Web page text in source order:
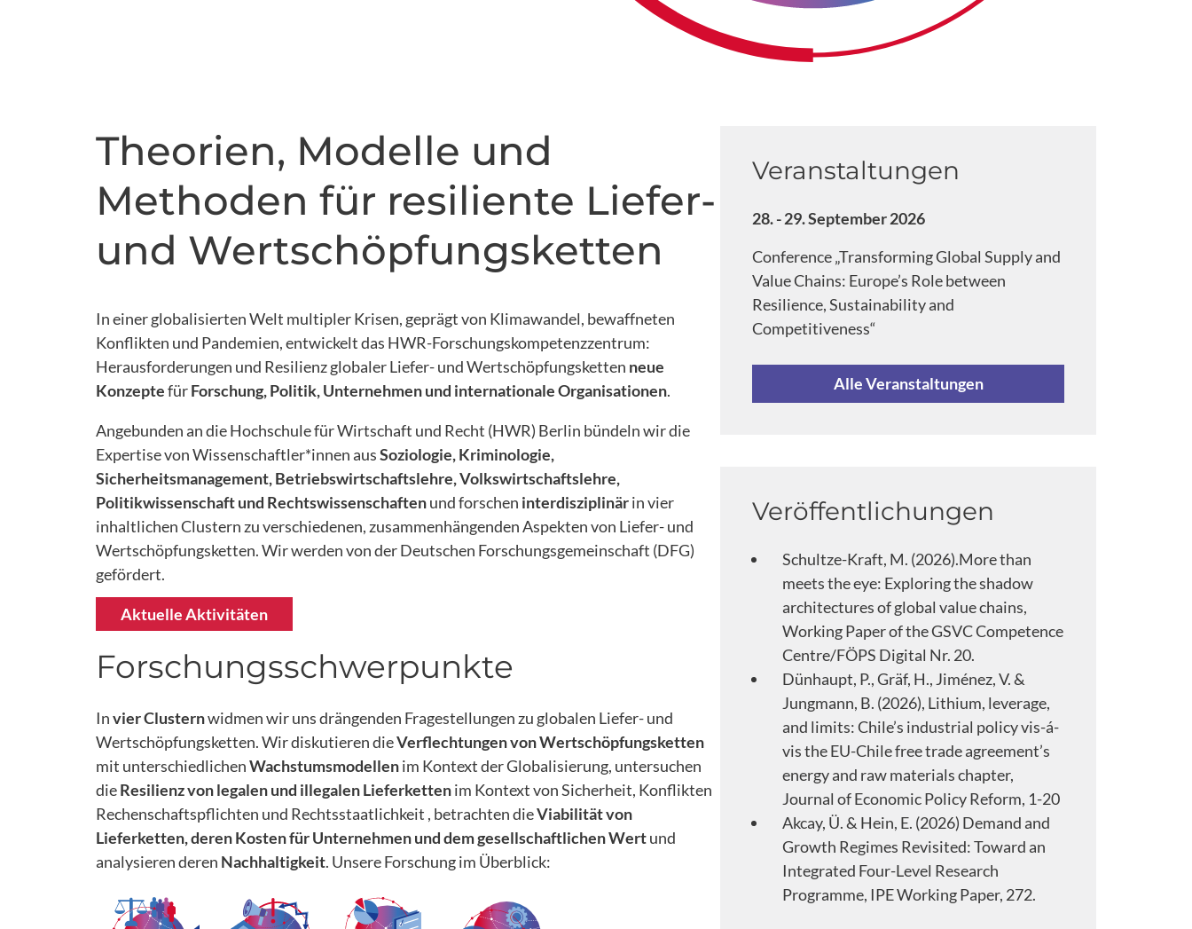
Theorien, Modelle und
Methoden für resiliente Liefer-
und Wertschöpfungsketten
In einer globalisierten Welt multipler Krisen, geprägt von Klimawandel, bewaffneten
Konflikten und Pandemien, entwickelt das HWR-Forschungskompetenzzentrum:
Herausforderungen und Resilienz globaler Liefer- und Wertschöpfungsketten neue
KonzeptefürForschung, Politik, Unternehmen und internationale Organisationen.
Angebunden an die Hochschule für Wirtschaft und Recht (HWR) Berlin bündeln wir die
Expertise von Wissenschaftler*innen ausSoziologie, Kriminologie,
Sicherheitsmanagement, Betriebswirtschaftslehre, Volkswirtschaftslehre,
Politikwissenschaft und Rechtswissenschaftenund forschen interdisziplinärin vier
inhaltlichen Clustern zu verschiedenen, zusammenhängenden Aspekten von Liefer- und
Wertschöpfungsketten. Wir werden von der Deutschen Forschungsgemeinschaft (DFG)
gefördert.
Aktuelle Aktivitäten
Forschungsschwerpunkte
Invier Clusternwidmen wir uns drängenden Fragestellungen zu globalen Liefer- und
Wertschöpfungsketten. Wir diskutieren dieVerflechtungen von Wertschöpfungsketten
mit unterschiedlichenWachstumsmodellenim Kontext der Globalisierung, untersuchen
dieResilienz von legalen und illegalen Lieferkettenim Kontext von Sicherheit, Konflikten
Rechenschaftspflichten und Rechtsstaatlichkeit , betrachten dieViabilität von
Lieferketten, deren Kosten für Unternehmen und dem gesellschaftlichen Wertund
analysieren deren Nachhaltigkeit. Unsere Forschung im Überblick:
Veranstaltungen
28. - 29. September 2026
Conference „Transforming Global Supply and
Value Chains: Europe’s Role between
Resilience, Sustainability and
Competitiveness“
Alle Veranstaltungen
Veröffentlichungen
Schultze-Kraft, M. (2026).More than
meets the eye: Exploring the shadow
architectures of global value chains,
Working Paper of the GSVC Competence
Centre/FÖPS Digital Nr. 20.
Dünhaupt, P., Gräf, H., Jiménez, V. &
Jungmann, B. (2026), Lithium, leverage,
and limits: Chile’s industrial policy vis-á-
vis the EU-Chile free trade agreement’s
energy and raw materials chapter,
Journal of Economic Policy Reform, 1-20
Akcay, Ü. & Hein, E. (2026) Demand and
Growth Regimes Revisited: Toward an
Integrated Four-Level Research
Programme, IPE Working Paper, 272.